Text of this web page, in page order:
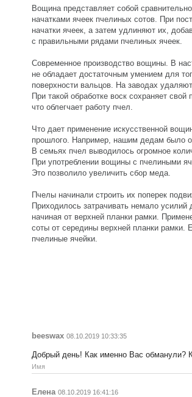
Вощина представляет собой
начатками ячеек пчелиных сотов. При
начатки ячеек, а затем удлиняют их,
с правильными рядами пчелиных ячеек.
Современное производство вощины. В
не обладает достаточным умением для
поверхности вальцов. На заводах
При такой обработке воск сохраняет
что облегчает работу пчел.
Что дает применение искусственной
прошлого. Например, нашим дедам было
В семьях пчел выводилось огромное
При употреблении вощины с пчелиными
Это позволило увеличить сбор меда.
Пчелы начинали строить их поперек
Приходилось затрачивать немало
начиная от верхней планки рамки.
соты от середины верхней планки
пчелиные ячейки.
beeswax 08.10.2019 10:33:35
Добрый день! Как именно Вас обманули?
Имя
Елена 08.10.2019 16:41:16